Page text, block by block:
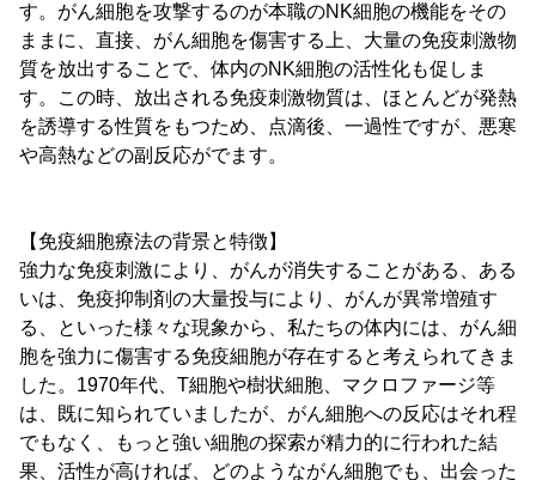
す。がん細胞を攻撃するのが本職のNK細胞の機能をその
ままに、直接、がん細胞を傷害する上、大量の免疫刺激物
質を放出することで、体内のNK細胞の活性化も促しま
す。この時、放出される免疫刺激物質は、ほとんどが発熱
を誘導する性質をもつため、点滴後、一過性ですが、悪寒
や高熱などの副反応がでます。
【免疫細胞療法の背景と特徴】
強力な免疫刺激により、がんが消失することがある、ある
いは、免疫抑制剤の大量投与により、がんが異常増殖す
る、といった様々な現象から、私たちの体内には、がん細
胞を強力に傷害する免疫細胞が存在すると考えられてきま
した。1970年代、T細胞や樹状細胞、マクロファージ等
は、既に知られていましたが、がん細胞への反応はそれ程
でもなく、もっと強い細胞の探索が精力的に行われた結
果、活性が高ければ、どのようながん細胞でも、出会った